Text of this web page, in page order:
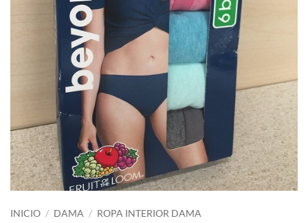
INICIO / DAMA / ROPA INTERIOR DAMA